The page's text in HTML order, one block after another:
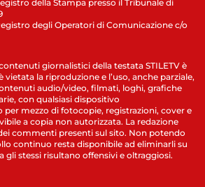
della Stampa presso il Tribunale di
degli Operatori di Comunicazione c/o
giornalistici della testata STILETV è
vietata la riproduzione e l’uso, anche parziale,
audio/video, filmati, loghi, grafiche
con qualsiasi dispositivo
mezzo di fotocopie, registrazioni, cover e
a copia non autorizzata. La redazione
commenti presenti sul sito. Non potendo
continuo resta disponibile ad eliminarli su
gli stessi risultano offensivi e oltraggiosi.